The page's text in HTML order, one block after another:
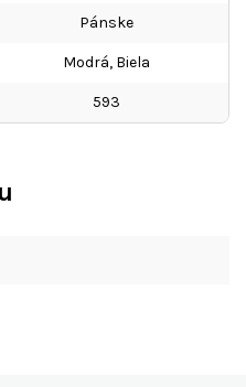
Pánske
Modrá, Biela
593